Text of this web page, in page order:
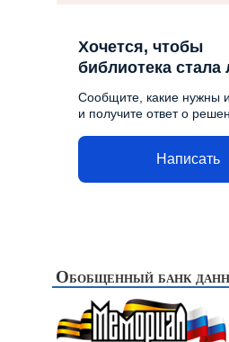
Хочется, чтобы
библиотека стала
Сообщите, какие нужны
и получите ответ о
Написать
Обобщенный банк